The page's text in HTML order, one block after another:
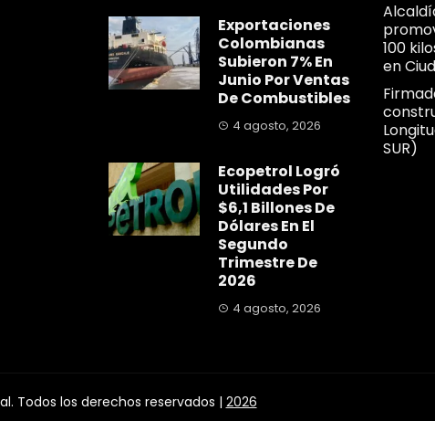
Exportaciones
Colombianas
Subieron 7% En
Junio Por Ventas
De Combustibles
4 agosto, 2026
Ecopetrol Logró
Utilidades Por
$6,1 Billones De
Dólares En El
Segundo
Trimestre De
2026
4 agosto, 2026
100
en
SUR)
Todos los derechos reservados | 2026